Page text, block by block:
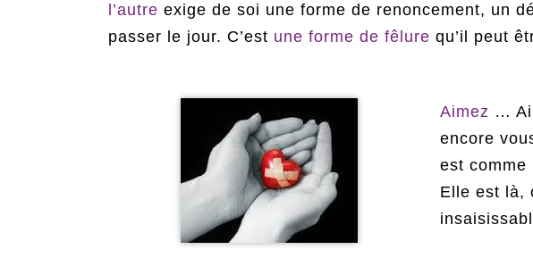
l’autre exige de soi une forme de renoncement, un
passer le jour. C’est une forme de fêlure qu’il peut
Aimez …
encore
est
Elle est là,